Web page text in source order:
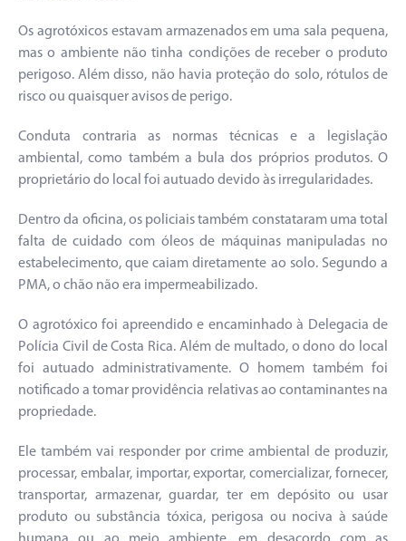
Os agrotóxicos estavam armazenados em uma sala pequena,
mas o ambiente não tinha condições de receber o produto
perigoso. Além disso, não havia proteção do solo, rótulos de
risco ou quaisquer avisos de perigo.
Conduta contraria as normas técnicas e a legislação
ambiental, como também a bula dos próprios produtos. O
proprietário do local foi autuado devido às irregularidades.
Dentro da oficina, os policiais também constataram uma total
falta de cuidado com óleos de máquinas manipuladas no
estabelecimento, que caiam diretamente ao solo. Segundo a
PMA, o chão não era impermeabilizado.
O agrotóxico foi apreendido e encaminhado à Delegacia de
Polícia Civil de Costa Rica. Além de multado, o dono do local
foi autuado administrativamente. O homem também foi
notificado a tomar providência relativas ao contaminantes na
propriedade.
Ele também vai responder por crime ambiental de produzir,
processar, embalar, importar, exportar, comercializar, fornecer,
transportar, armazenar, guardar, ter em depósito ou usar
produto ou substância tóxica, perigosa ou nociva à saúde